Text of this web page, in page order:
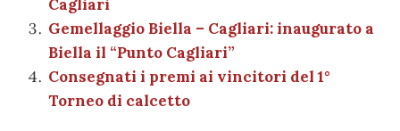
k
Cagliari
Gemellaggio Biella – Cagliari: inaugurato a
Biella il “Punto Cagliari”
Consegnati i premi ai vincitori del 1°
Torneo di calcetto